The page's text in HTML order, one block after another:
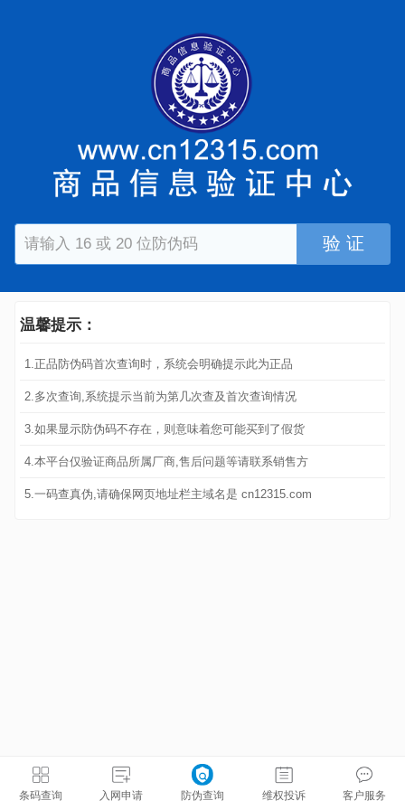
验 证
温馨提示：
1.正品防伪码首次查询时，系统会明确提示此为正品
2.多次查询,系统提示当前为第几次查及首次查询情况
3.如果显示防伪码不存在，则意味着您可能买到了假货
4.本平台仅验证商品所属厂商,售后问题等请联系销售方
5.一码查真伪,请确保网页地址栏主域名是 cn12315.com
条码查询 入网申请 防伪查询 维权投诉 客户服务